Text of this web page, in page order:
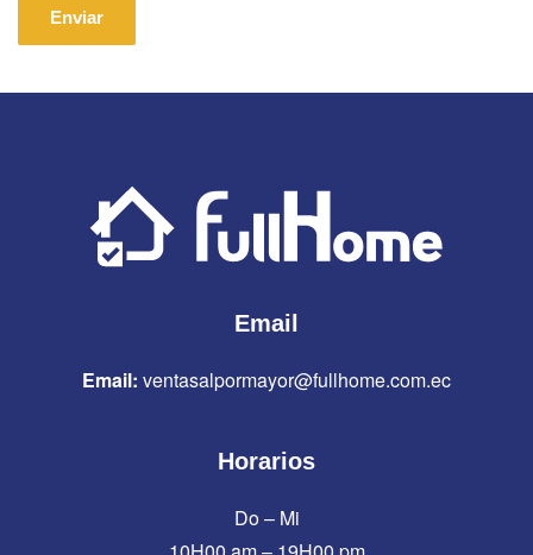
Enviar
Email
Email: ventasalpormayor@fullhome.com.ec
Horarios
Do – Mi